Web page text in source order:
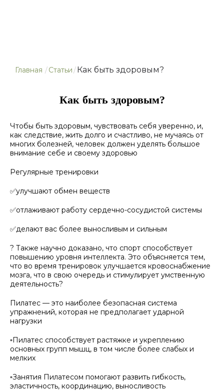
Главная /Статьи/Как быть здоровым?
Как быть здоровым?
Чтобы быть здоровым, чувствовать себя уверенно, и,
как следствие, жить долго и счастливо, не мучаясь от
многих болезней, человек должен уделять большое
внимание себе и своему здоровью
Регулярные тренировки
✅улучшают обмен веществ
✅отлаживают работу сердечно-сосудистой системы
✅делают вас более выносливым и сильным
? Также научно доказано, что спорт способствует
повышению уровня интеллекта. Это объясняется тем,
что во время тренировок улучшается кровоснабжение
мозга, что в свою очередь и стимулирует умственную
деятельность?
Пилатес — это наиболее безопасная система
упражнений, которая не предполагает ударной
нагрузки
▫Пилатес способствует растяжке и укреплению
основных групп мышц, в том числе более слабых и
мелких
▫Занятия Пилатесом помогают развить гибкость,
эластичность, координацию, выносливость